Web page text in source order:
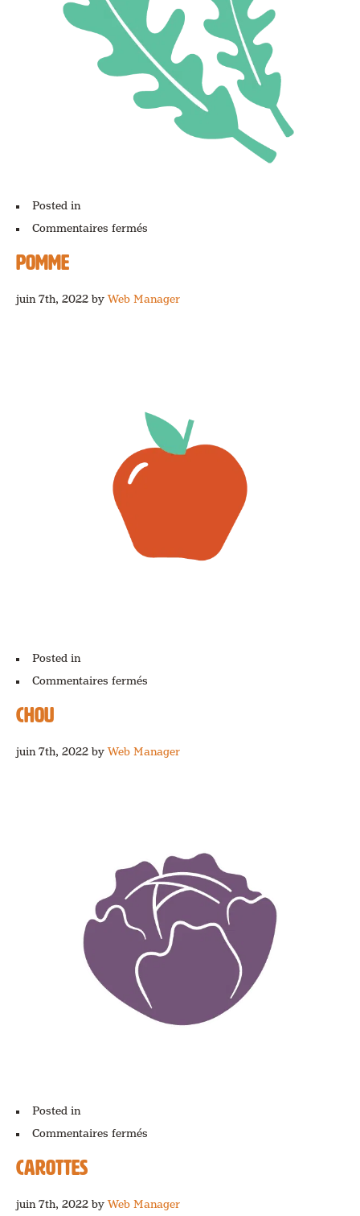
Posted in
Commentaires fermés
POMME
juin 7th, 2022 byWeb Manager
Posted in
Commentaires fermés
CHOU
juin 7th, 2022 byWeb Manager
Posted in
Commentaires fermés
CAROTTES
juin 7th, 2022 byWeb Manager